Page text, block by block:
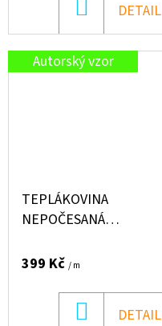
KOŠÍKU
DETAIL
Autorský vzor
TEPLÁKOVINA
NEPOČESANÁ
JEŽEČCI S JABLÍČKEM
399 Kč / m
DETAIL